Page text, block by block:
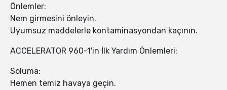
Önlemler:
Nem girmesini önleyin.
Uyumsuz maddelerle kontaminasyondan kaçının.
ACCELERATOR 960-1'in İlk Yardım Önlemleri:
Soluma:
Hemen temiz havaya geçin.